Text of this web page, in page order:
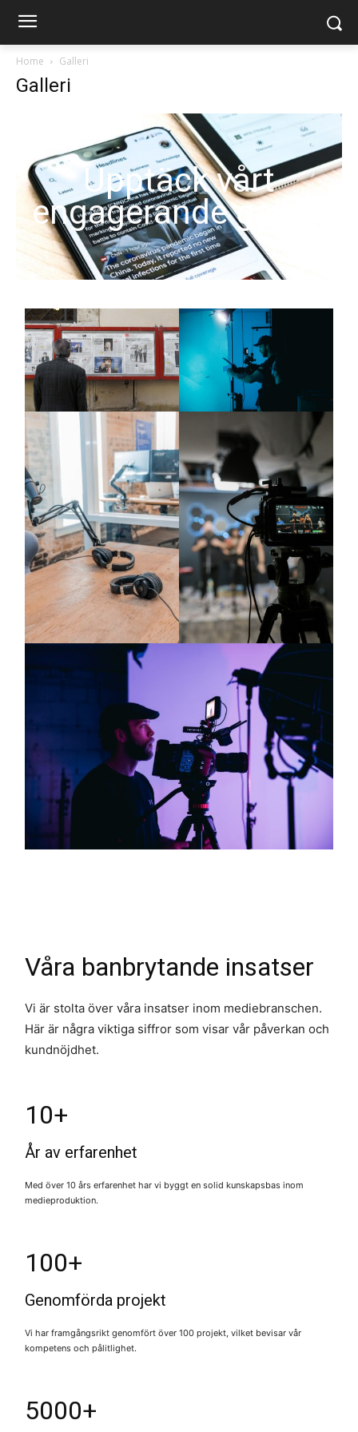
Home Galleri
Galleri
Upptäck vårt
engagerande galleri
Våra banbrytande insatser
Vi är stolta över våra insatser inom mediebranschen.
Här är några viktiga siffror som visar vår påverkan och
kundnöjdhet.
10+
År av erfarenhet
Med över 10 års erfarenhet har vi byggt en solid kunskapsbas inom
medieproduktion.
100+
Genomförda projekt
Vi har framgångsrikt genomfört över 100 projekt, vilket bevisar vår
kompetens och pålitlighet.
5000+